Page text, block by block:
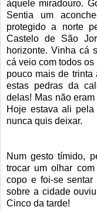
àquele miradouro.
Sentia um
protegido a norte
Castelo de São
horizonte. Vinha cá
cá veio com todos
pouco mais de trinta
estas pedras da
delas! Mas não
Hoje estava ali
nunca quis deixar.
Num gesto tímido,
trocar um olhar
copo e foi-se
sobre a cidade
Cinco da tarde!